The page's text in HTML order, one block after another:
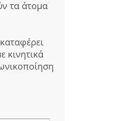
τα άτομα
κινητικά